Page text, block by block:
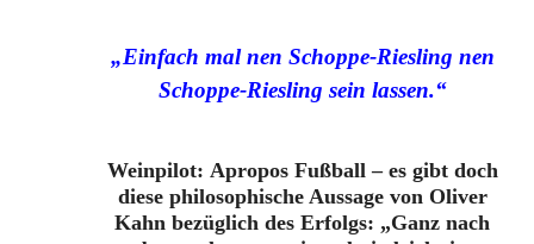
„Einfach mal nen Schoppe-Riesling nen
Schoppe-Riesling sein lassen.“
Weinpilot: Apropos Fußball – es gibt doch
diese philosophische Aussage von Oliver
Kahn bezüglich des Erfolgs: „Ganz nach